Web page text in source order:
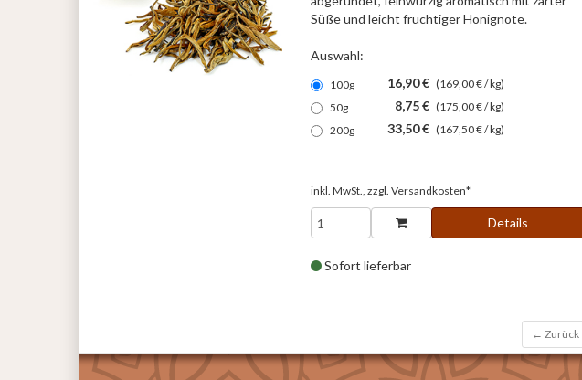
Süße und leicht fruchtiger Honignote.
Auswahl:
100g 16,90 € (169,00 € / kg)
50g
8,75 € (175,00 € / kg)
200g
33,50 € (167,50 € / kg)
inkl. MwSt., zzgl. Versandkosten*
Details
Sofort lieferbar
← Zurück